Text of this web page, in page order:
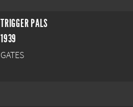
TRIGGER PALS
1939
GATES